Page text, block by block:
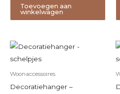
Toevoegen aan
winkelwagen
Woonaccessoires
Decoratiehanger –